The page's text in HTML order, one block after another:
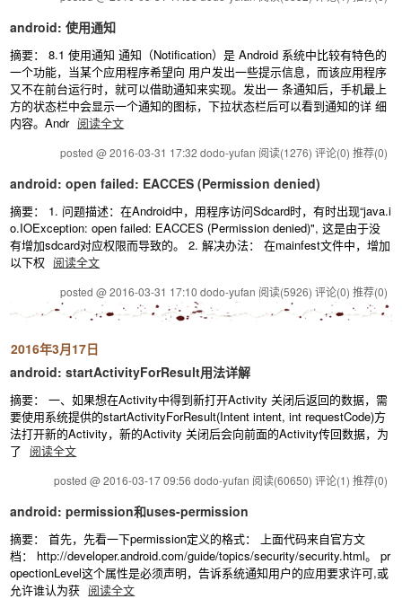
android: 使用通知
摘要： 8.1 使用通知 通知（Notification）是 Android 系统中比较有特色的
一个功能，当某个应用程序希望向 用户发出一些提示信息，而该应用程序
又不在前台运行时，就可以借助通知来实现。发出一 条通知后，手机最上
方的状态栏中会显示一个通知的图标，下拉状态栏后可以看到通知的详 细
内容。Andr 阅读全文
posted @ 2016-03-31 17:32 dodo-yufan 阅读(1276) 评论(0) 推荐(0)
android: open failed: EACCES (Permission denied)
摘要： 1. 问题描述：在Android中，用程序访问Sdcard时，有时出现“java.i
o.IOException: open failed: EACCES (Permission denied)", 这是由于没
有增加sdcard对应权限而导致的。 2. 解决办法： 在mainfest文件中，增加
以下权 阅读全文
posted @ 2016-03-31 17:10 dodo-yufan 阅读(5926) 评论(0) 推荐(0)
2016年3月17日
android: startActivityForResult用法详解
摘要： 一、如果想在Activity中得到新打开Activity 关闭后返回的数据，需
要使用系统提供的startActivityForResult(Intent intent, int requestCode)方
法打开新的Activity，新的Activity 关闭后会向前面的Activity传回数据，为
了 阅读全文
posted @ 2016-03-17 09:56 dodo-yufan 阅读(60650) 评论(1) 推荐(0)
android: permission和uses-permission
摘要： 首先，先看一下permission定义的格式： 上面代码来自官方文
档： http://developer.android.com/guide/topics/security/security.html。 pr
opectionLevel这个属性是必须声明，告诉系统通知用户的应用要求许可,或
允许谁认为获 阅读全文